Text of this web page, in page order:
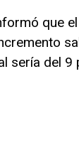
que
sería del